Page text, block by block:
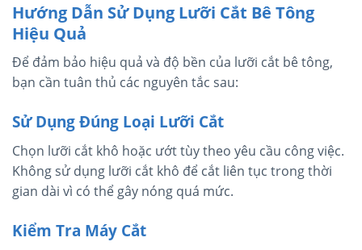
Hướng Dẫn Sử Dụng Lưỡi Cắt Bê Tông
Hiệu Quả
Để đảm bảo hiệu quả và độ bền của lưỡi cắt bê tông,
bạn cần tuân thủ các nguyên tắc sau:
Sử Dụng Đúng Loại Lưỡi Cắt
Chọn lưỡi cắt khô hoặc ướt tùy theo yêu cầu công việc.
Không sử dụng lưỡi cắt khô để cắt liên tục trong thời
gian dài vì có thể gây nóng quá mức.
Kiểm Tra Máy Cắt